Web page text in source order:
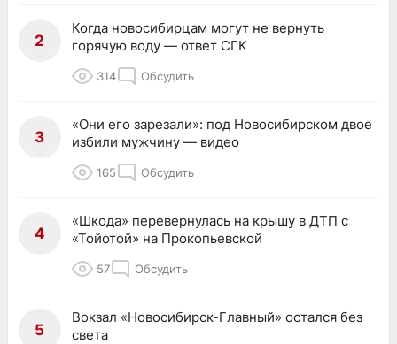
2
Когда новосибирцам могут не вернуть
горячую воду — ответ СГК
314 Обсудить
3
«Они его зарезали»: под Новосибирском двое
избили мужчину — видео
165 Обсудить
4
«Шкода» перевернулась на крышу в ДТП с
«Тойотой» на Прокопьевской
57 Обсудить
5
Вокзал «Новосибирск-Главный» остался без
света